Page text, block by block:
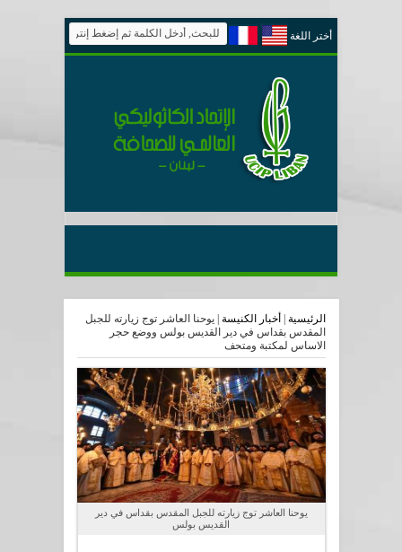
أختر اللغة
الرئيسية أخبار الكنيسة |يوحنا العاشر توج زيارته للجبل
المقدس بقداس في دير القديس بولس ووضع حجر
الاساس لمكتبة ومتحف
يوحنا العاشر توج زيارته للجبل المقدس بقداس في دير
القديس بولس